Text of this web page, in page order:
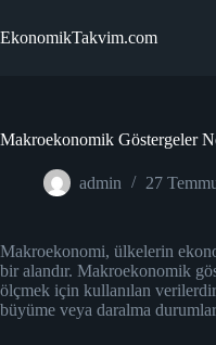
to
content
EkonomikTakvim.com
Makroekonomik Göstergeler
admin 27
Makroekonomi, ülkelerin
bir alandır. Makroekonomik
ölçmek için kullanılan
büyüme veya daralma